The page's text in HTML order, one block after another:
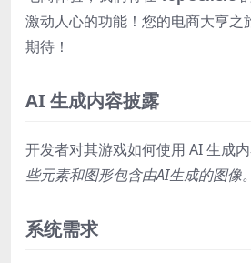
激动人心的功能！您的电商大亨
期待！
AI 生成内容披露
开发者对其游戏如何使用 AI 生成
些元素和图形包含由AI生成的图像。
系统需求